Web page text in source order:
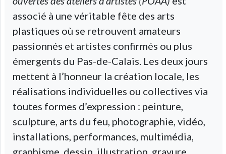
associé à une véritable fête des arts
plastiques où se retrouvent amateurs
passionnés et artistes confirmés ou plus
émergents du Pas-de-Calais. Les deux jours
mettent à l’honneur la création locale, les
réalisations individuelles ou collectives via
toutes formes d’expression : peinture,
sculpture, arts du feu, photographie, vidéo,
installations, performances, multimédia,
graphisme, dessin, illustration, gravure,